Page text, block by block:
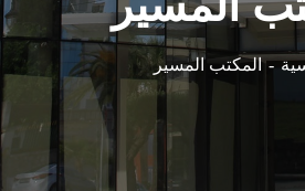
المكتب المسير